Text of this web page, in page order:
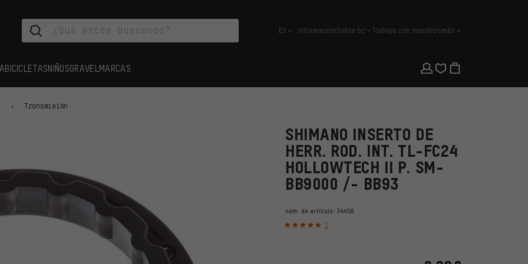
español
ES InformaciónSobre bc Trabaja con nosotrosmás
BICICLETASNIÑOSGRAVEL MARCAS
Transmisión
SHIMANO INSERTO DE
HERR. ROD. INT. TL-FC24
HOLLOWTECH II P. SM-
BB9000 /- BB93
núm. de artículo: 34458
3